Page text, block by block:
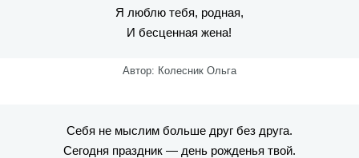
Я люблю тебя, родная,
И бесценная жена!
Автор: Колесник Ольга
Себя не мыслим больше друг без друга.
Сегодня праздник — день рожденья твой.